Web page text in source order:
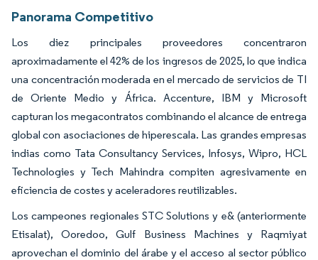
Panorama Competitivo
Los diez principales proveedores concentraron
aproximadamente el 42% de los ingresos de 2025, lo que indica
una concentración moderada en el mercado de servicios de TI
de Oriente Medio y África. Accenture, IBM y Microsoft
capturan los megacontratos combinando el alcance de entrega
global con asociaciones de hiperescala. Las grandes empresas
indias como Tata Consultancy Services, Infosys, Wipro, HCL
Technologies y Tech Mahindra compiten agresivamente en
eficiencia de costes y aceleradores reutilizables.
Los campeones regionales STC Solutions y e& (anteriormente
Etisalat), Ooredoo, Gulf Business Machines y Raqmiyat
aprovechan el dominio del árabe y el acceso al sector público